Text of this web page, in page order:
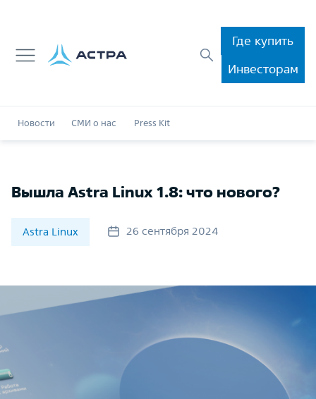
Где купить
Инвесторам
Новости СМИ о нас Press Kit
Вышла Astra Linux 1.8: что нового?
Astra Linux 26 сентября 2024